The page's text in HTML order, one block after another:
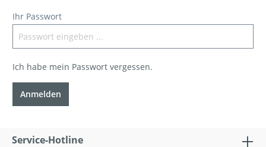
Ihr Passwort
Ich habe mein Passwort vergessen.
Anmelden
Service-Hotline